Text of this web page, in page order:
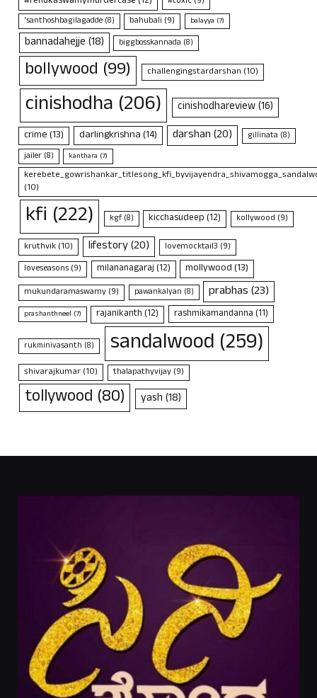
'santhoshbagilagadde (8) bahubali (9) balayya (7)
bannadahejje(18) biggbosskannada (8)
bollywood (99) challengingstardarshan (10)
cinishodha (206) cinishodhareview(16)
crime(13) darlingkrishna(14) darshan(20) gillinata (8)
jailer (8) kanthara (7)
(10)
kfi (222) kgf(8) kicchasudeep(12) kollywood (9)
kruthvik(10) lifestory(20) lovemocktail3 (9)
loveseasons (9) milananagaraj(12) mollywood(13)
mukundaramaswamy (9) pawankalyan (8) prabhas(23)
prashanthneel (7) rajanikanth(12) rashmikamandanna(11)
rukminivasanth (8) sandalwood (259)
shivarajkumar(10) thalapathyvijay(9)
tollywood (80) yash(18)